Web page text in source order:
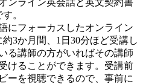
。
にフォーカスしたオンライン
3か月間、1日30分ほど受講し
る講師の方がいればその講師
けることができます。受講前
ーを視聴できるので、事前に